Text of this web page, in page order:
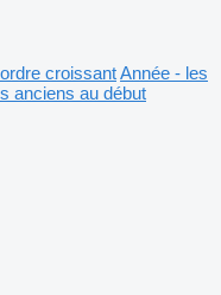
croissantAnnée - les
anciens au début